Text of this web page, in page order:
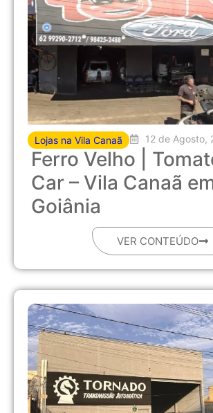
Lojas na Vila Canaã 12 de Agosto,
Ferro Velho |
Car – Vila Canaã
Goiânia
VER CONTEÚDO